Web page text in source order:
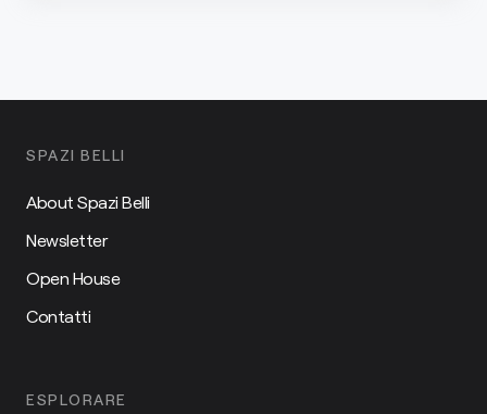
SPAZI BELLI
About Spazi Belli
Newsletter
Open House
Contatti
ESPLORARE